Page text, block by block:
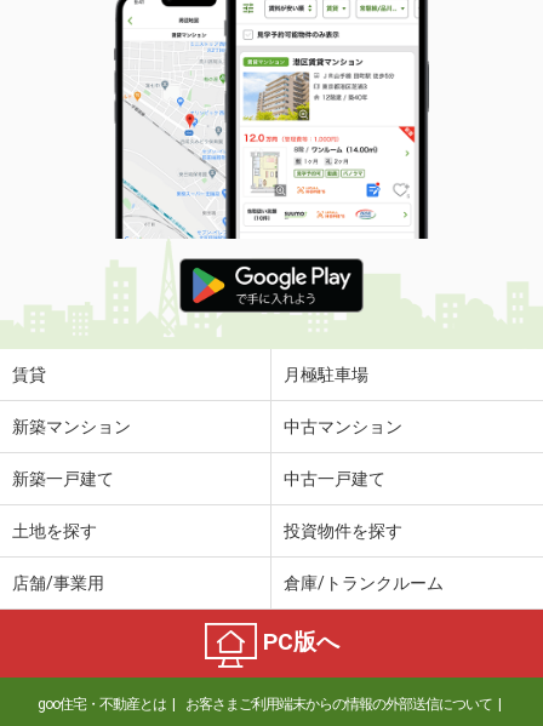
賃貸 月極駐車場
新築マンション 中古マンション
新築一戸建て 中古一戸建て
土地を探す 投資物件を探す
店舗/事業用 倉庫/トランクルーム
PC版へ
goo住宅・不動産とは お客さまご利用端末からの情報の外部送信について